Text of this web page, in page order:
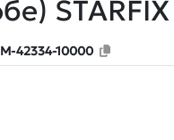
STARFIX
42334-10000